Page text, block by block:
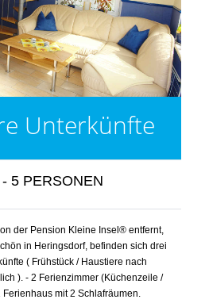
Unterkünfte
- 5 PERSONEN
der Pension Kleine Insel® entfernt,
in Heringsdorf, befinden sich drei
( Frühstück / Haustiere nach
). - 2 Ferienzimmer (Küchenzeile /
Ferienhaus mit 2 Schlafräumen.